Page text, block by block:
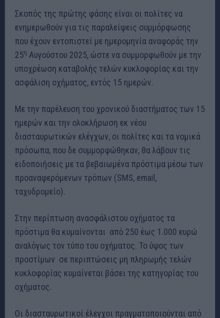
Σκοπός της πρώτης φάσης είναι οι πολίτες να
ενημερωθούν για τις παραλείψεις συμμόρφωσης
που έχουν εντοπιστεί με ημερομηνία αναφοράς την
25η Αυγούστου 2025, ώστε να συμμορφωθούν με την
υποχρέωση καταβολής τελών κυκλοφορίας και την
ασφάλιση οχήματος, εντός 15 ημερών.
Με την παρέλευση του χρονικού διαστήματος των 15
ημερών και την ολοκλήρωση εκ νέου
διασταυρωτικών ελέγχων, οι πολίτες και τα νομικά
πρόσωπα, που δε συμμορφώθηκαν, θα λάβουν τις
ειδοποιήσεις με τα βεβαιωμένα πρόστιμα μέσω των
προαναφερόμενων τρόπων (SMS, email ,
ταχυδρομείο).
Στην περίπτωση ανασφάλιστου οχήματος τα
πρόστιμα θα κυμαίνονται από 250 έως 1.000 ευρώ
αναλόγως τον τύπο του οχήματος. Το ύψος των
προστίμων σε περιπτώσεις μη πληρωμής τελών
κυκλοφορίας κυμαίνεται βάσει της κατηγορίας του
οχήματος.
Οι διασταυρωτικοί έλεγχοι πραγματοποιούνται από